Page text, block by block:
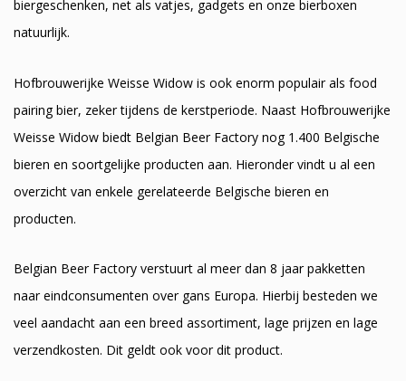
biergeschenken, net als vatjes, gadgets en onze bierboxen
natuurlijk.
Hofbrouwerijke Weisse Widow is ook enorm populair als food
pairing bier, zeker tijdens de kerstperiode. Naast Hofbrouwerijke
Weisse Widow biedt Belgian Beer Factory nog 1.400 Belgische
bieren en soortgelijke producten aan. Hieronder vindt u al een
overzicht van enkele gerelateerde Belgische bieren en
producten.
Belgian Beer Factory verstuurt al meer dan 8 jaar pakketten
naar eindconsumenten over gans Europa. Hierbij besteden we
veel aandacht aan een breed assortiment, lage prijzen en lage
verzendkosten. Dit geldt ook voor dit product.